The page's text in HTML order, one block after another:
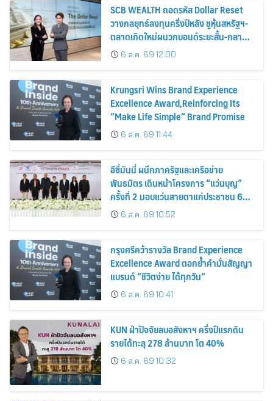
SCB WEALTH ถอดรหัส Dollar Reset
วางกลยุทธ์ลงทุนครึ่งปีหลัง ชูหุ้นสหรัฐฯ-
ตลาดเกิดใหม่ผนวกบอนด์ระยะสั้น-กลาง
เสริมพอร์ตแกร่ง
6 ส.ค. 69 12:00
Krungsri Wins Brand Experience
Excellence Award,Reinforcing Its
“Make Life Simple” Brand Promise
6 ส.ค. 69 11:44
อีซี่มันนี่ ผนึกภาครัฐและเครือข่าย
พันธมิตร เดินหน้าโครงการ “แว่นบุญ”
ครั้งที่ 2 มอบแว่นสายตาแก่ประชาชน 600
คน ขยายโอกาสการมองเห็นสู่ชุมชนไทย
6 ส.ค. 69 10:52
กรุงศรีคว้ารางวัล Brand Experience
Excellence Award ตอกย้ำคำมั่นสัญญา
แบรนด์ “ชีวิตง่าย ได้ทุกวัน”
6 ส.ค. 69 10:41
KUN ฝ่าปัจจัยลบอสังหาฯ ครึ่งปีแรกดัน
รายได้ทะลุ 278 ล้านบาท โต 40%
6 ส.ค. 69 10:32